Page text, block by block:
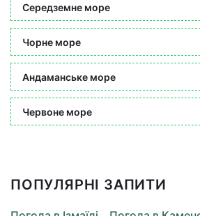
Середземне море
Чорне море
Андаманське море
Червоне море
ПОПУЛЯРНІ ЗАПИТИ